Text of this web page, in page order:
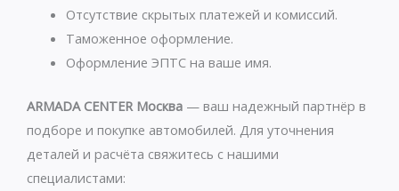
p m
Отсутствие скрытых платежей и комиссий.
Таможенное оформление.
Оформление ЭПТС на ваше имя.
ARMADA CENTER Москва — ваш надежный партнёр в
подборе и покупке автомобилей. Для уточнения
деталей и расчёта свяжитесь с нашими
специалистами: